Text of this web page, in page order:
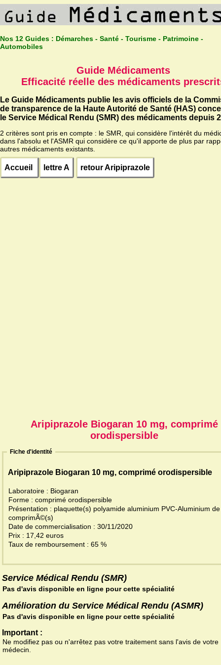
Nos 12 Guides : Démarches - Santé - Tourisme - Patrimoine -
Automobiles
Guide Médicaments
Efficacité réelle des médicaments
Le Guide Médicaments publie les avis officiels de la
de transparence de la Haute Autorité de Santé (HAS)
le Service Médical Rendu (SMR) des médicaments depuis
2 critères sont pris en compte : le SMR, qui considère l'intérêt du
dans l'absolu et l'ASMR qui considère ce qu'il apporte de plus par
autres médicaments existants.
Accueil lettre A retour Aripiprazole
Aripiprazole Biogaran 10 mg, comprimé
orodispersible
Fiche d'identité
Aripiprazole Biogaran 10 mg, comprimé orodispersible
Laboratoire : Biogaran
Forme : comprimé orodispersible
Présentation : plaquette(s) polyamide aluminium PVC-Aluminium
comprimÃ©(s)
Date de commercialisation : 30/11/2020
Prix : 17,42 euros
Taux de remboursement : 65 %
Service Médical Rendu (SMR)
Pas d'avis disponible en ligne pour cette spécialité
Amélioration du Service Médical Rendu (ASMR)
Pas d'avis disponible en ligne pour cette spécialité
Important :
Ne modifiez pas ou n'arrêtez pas votre traitement sans l'avis de votre
médecin.